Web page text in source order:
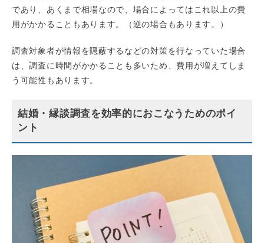
であり、あくまで相場なので、場合によってはこれ以上の費
用がかかることもあります。（逆の場合もあります。）
調査対象者が情報を隠蔽するなどの対策を行なっていた場合
は、調査に時間がかかることも多いため、費用が増えてしま
う可能性もあります。
結婚・縁談調査を効率的におこなうためのポイ
ント